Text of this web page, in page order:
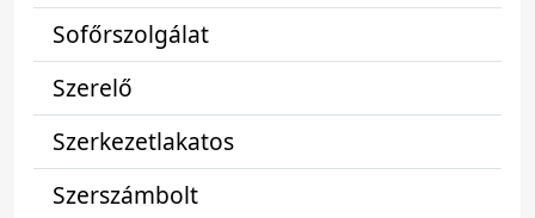
Sofőrszolgálat
Szerelő
Szerkezetlakatos
Szerszámbolt